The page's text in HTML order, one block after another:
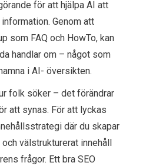
för att hjälpa AI att
Genom att
som FAQ och HowTo, kan
handlar om – något som
i AI- översikten.
folk söker – det förändrar
att synas. För att lyckas
där du skapar
välstrukturerat innehåll
frågor. Ett bra SEO